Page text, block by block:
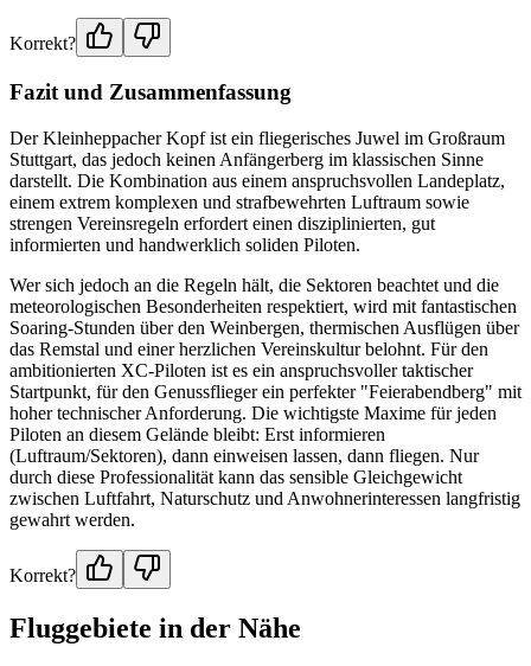
Korrekt?
Fazit und Zusammenfassung
Der Kleinheppacher Kopf ist ein fliegerisches Juwel im Großraum
Stuttgart, das jedoch keinen Anfängerberg im klassischen Sinne
darstellt. Die Kombination aus einem anspruchsvollen Landeplatz,
einem extrem komplexen und strafbewehrten Luftraum sowie
strengen Vereinsregeln erfordert einen disziplinierten, gut
informierten und handwerklich soliden Piloten.
Wer sich jedoch an die Regeln hält, die Sektoren beachtet und die
meteorologischen Besonderheiten respektiert, wird mit fantastischen
Soaring-Stunden über den Weinbergen, thermischen Ausflügen über
das Remstal und einer herzlichen Vereinskultur belohnt. Für den
ambitionierten XC-Piloten ist es ein anspruchsvoller taktischer
Startpunkt, für den Genussflieger ein perfekter "Feierabendberg" mit
hoher technischer Anforderung. Die wichtigste Maxime für jeden
Piloten an diesem Gelände bleibt: Erst informieren
(Luftraum/Sektoren), dann einweisen lassen, dann fliegen. Nur
durch diese Professionalität kann das sensible Gleichgewicht
zwischen Luftfahrt, Naturschutz und Anwohnerinteressen langfristig
gewahrt werden.
Korrekt?
Fluggebiete in der Nähe